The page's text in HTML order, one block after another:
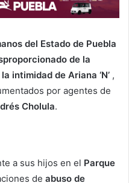
del Estado de Puebla
de la
intimidad de Ariana ‘N’ ,
por agentes de
Cholula.
a sus hijos en el Parque
de abuso de